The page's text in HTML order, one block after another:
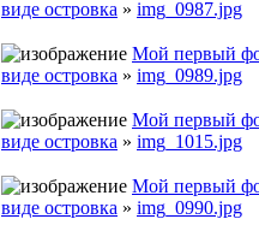
виде островка » img_0987.jpg
Мой первый
виде островка » img_0989.jpg
Мой первый
виде островка » img_1015.jpg
Мой первый
виде островка » img_0990.jpg